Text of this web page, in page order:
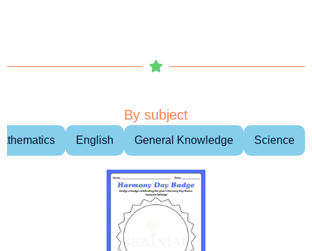
By subject
English General Knowledge Science